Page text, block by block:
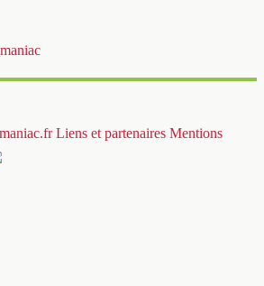
Liens et partenaires Mentions